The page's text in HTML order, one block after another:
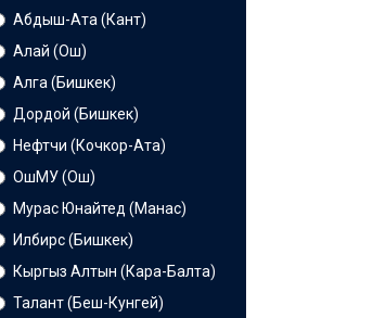
Абдыш-Ата (Кант)
Алай (Ош)
Алга (Бишкек)
Дордой (Бишкек)
Нефтчи (Кочкор-Ата)
ОшМУ (Ош)
Мурас Юнайтед (Манас)
Илбирс (Бишкек)
Кыргыз Алтын (Кара-Балта)
Талант (Беш-Кунгей)